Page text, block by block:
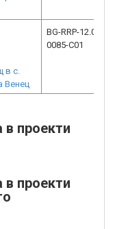
в с.
Венец
BG-RRP-12.014-
0085-C01
в проекти
в проекти